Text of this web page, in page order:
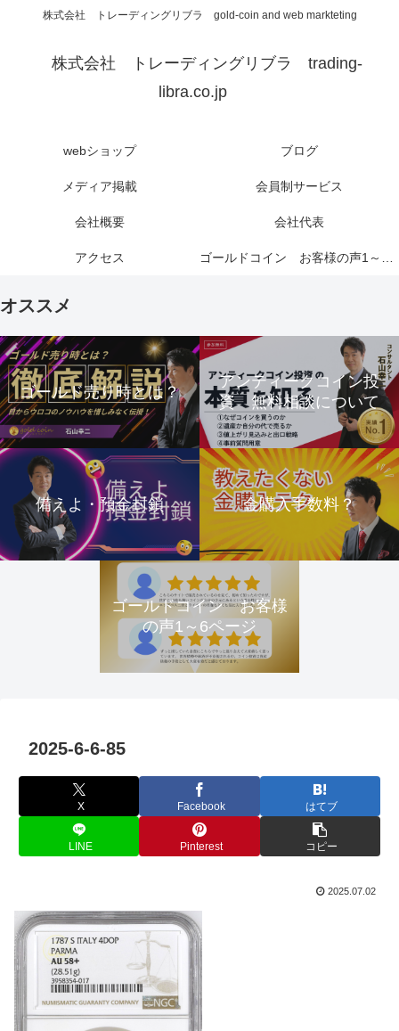
株式会社 トレーディングリブラ gold-coin and web markteting
株式会社 トレーディングリブラ trading-
libra.co.jp
webショップ ブログ
メディア掲載 会員制サービス
会社概要 会社代表
アクセス ゴールドコイン お客様の声1～6ページ
オススメ
ゴールド売り時とは？
アンティークコイン投
資 無料相談について
備えよ・預金封鎖 金購入手数料？
ゴールドコイン お客様
の声1～6ページ
2025-6-6-85
X Facebook はてブ
LINE Pinterest コピー
2025.07.02